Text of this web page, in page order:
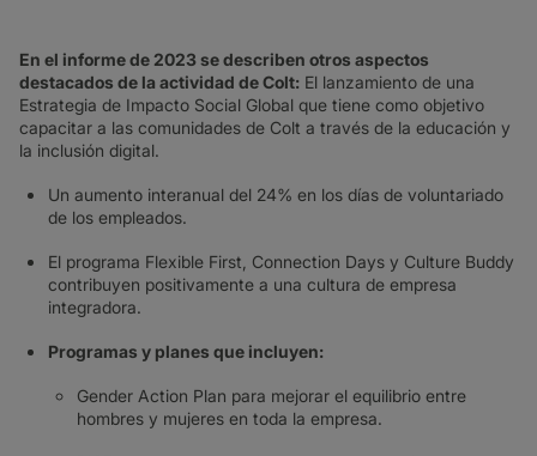
En el informe de 2023 se describen otros aspectos
destacados de la actividad de Colt: El lanzamiento de una
Estrategia de Impacto Social Global que tiene como objetivo
capacitar a las comunidades de Colt a través de la educación y
la inclusión digital.
Un aumento interanual del 24% en los días de voluntariado
de los empleados.
El programa Flexible First, Connection Days y Culture Buddy
contribuyen positivamente a una cultura de empresa
integradora.
Programas y planes que incluyen:
Gender Action Plan para mejorar el equilibrio entre
hombres y mujeres en toda la empresa.